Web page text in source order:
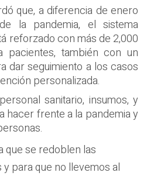
que, a diferencia de enero
la pandemia, el sistema
reforzado con más de 2,000
pacientes, también con un
dar seguimiento a los casos
personalizada.
sanitario, insumos, y
hacer frente a la pandemia y
que se redoblen las
para que no llevemos al